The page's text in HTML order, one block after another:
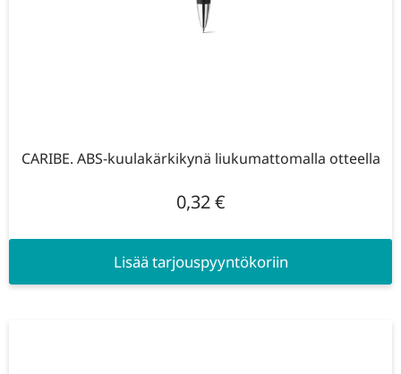
CARIBE. ABS-kuulakärkikynä liukumattomalla otteella
0,32€
Lisää tarjouspyyntökoriin